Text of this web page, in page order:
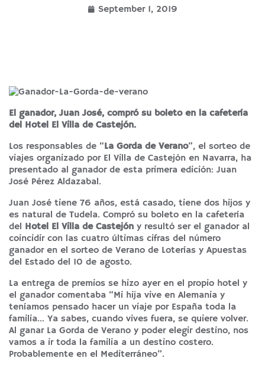
September 1, 2019
El ganador, Juan José, compró su boleto en la cafetería
del Hotel El Villa de Castejón.
Los responsables de “La Gorda de Verano”, el sorteo de
viajes organizado por El Villa de Castejón en Navarra, ha
presentado al ganador de esta primera edición: Juan
José Pérez Aldazabal.
Juan José tiene 76 años, está casado, tiene dos hijos y
es natural de Tudela. Compró su boleto en la cafetería
del Hotel El Villa de Castejón y resultó ser el ganador al
coincidir con las cuatro últimas cifras del número
ganador en el sorteo de Verano de Loterías y Apuestas
del Estado del 10 de agosto.
La entrega de premios se hizo ayer en el propio hotel y
el ganador comentaba “Mi hija vive en Alemania y
teníamos pensado hacer un viaje por España toda la
familia… Ya sabes, cuando vives fuera, se quiere volver.
Al ganar La Gorda de Verano y poder elegir destino, nos
vamos a ir toda la familia a un destino costero.
Probablemente en el Mediterráneo”.